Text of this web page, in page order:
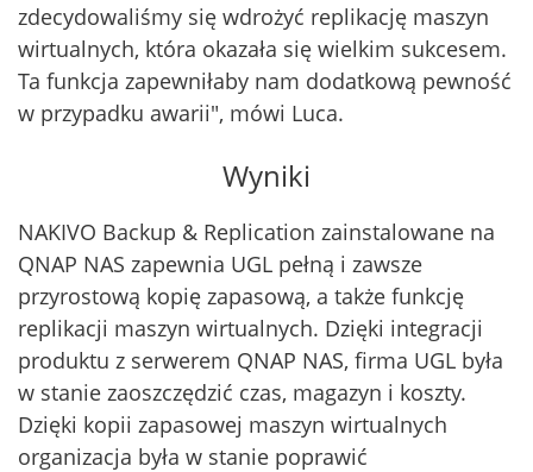
zdecydowaliśmy się wdrożyć replikację maszyn
wirtualnych, która okazała się wielkim sukcesem.
Ta funkcja zapewniłaby nam dodatkową pewność
w przypadku awarii", mówi Luca.
Wyniki
NAKIVO Backup & Replication zainstalowane na
QNAP NAS zapewnia UGL pełną i zawsze
przyrostową kopię zapasową, a także funkcję
replikacji maszyn wirtualnych. Dzięki integracji
produktu z serwerem QNAP NAS, firma UGL była
w stanie zaoszczędzić czas, magazyn i koszty.
Dzięki kopii zapasowej maszyn wirtualnych
organizacja była w stanie poprawić